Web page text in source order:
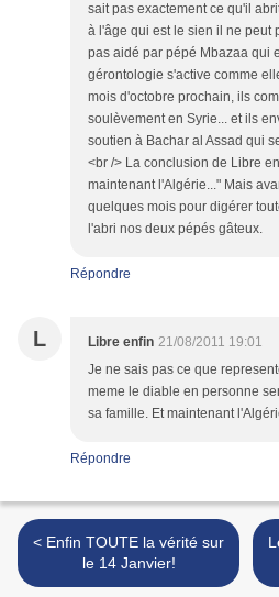
sait pas exactement ce qu'il
à l'âge qui est le sien il ne peut
pas aidé par pépé Mbazaa qui
gérontologie s'active comme
mois d'octobre prochain, ils
soulèvement en Syrie... et ils
soutien à Bachar al Assad qui
<br /> La conclusion de Libre
maintenant l'Algérie..." Mais
quelques mois pour digérer
l'abri nos deux pépés gâteux.
Répondre
L Libre enfin 21/08/2011 19:01
Je ne sais pas ce que
meme le diable en personne
sa famille. Et maintenant
Répondre
< Enfin TOUTE la vérité sur
le 14 Janvier!